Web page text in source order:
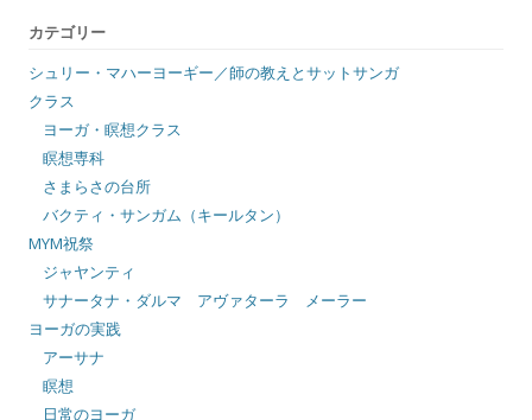
カテゴリー
シュリー・マハーヨーギー／師の教えとサットサンガ
クラス
ヨーガ・瞑想クラス
瞑想専科
さまらさの台所
バクティ・サンガム（キールタン）
MYM祝祭
ジャヤンティ
サナータナ・ダルマ アヴァターラ メーラー
ヨーガの実践
アーサナ
瞑想
日常のヨーガ